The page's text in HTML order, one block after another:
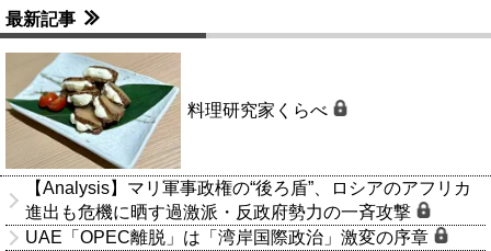
最新記事
料理研究家くらべ
【Analysis】マリ軍事政権の“後ろ盾”、ロシアのアフリカ
進出も危機に晒す過激派・反政府勢力の一斉攻撃
UAE「OPEC離脱」は「湾岸国際政治」激変の序章